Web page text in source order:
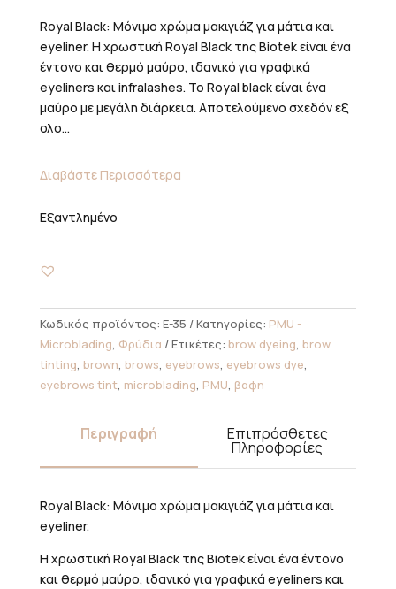
Royal Black: Μόνιμο χρώμα μακιγιάζ για μάτια και
eyeliner. Η χρωστική Royal Black της Biotek είναι ένα
έντονο και θερμό μαύρο, ιδανικό για γραφικά
eyeliners και infralashes. Το Royal black είναι ένα
μαύρο με μεγάλη διάρκεια. Αποτελούμενο σχεδόν εξ
ολο...
Διαβάστε Περισσότερα
Εξαντλημένο
Κωδικός προϊόντος: E-35 Κατηγορίες: PMU -
Microblading Φρύδια Ετικέτες: brow dyeing brow
tinting brown brows eyebrows eyebrows dye
eyebrows tint, microblading PMU βαφη
Περιγραφή Επιπρόσθετες
Πληροφορίες
Royal Black: Μόνιμο χρώμα μακιγιάζ για μάτια και
eyeliner.
Η χρωστική Royal Black της Biotek είναι ένα έντονο
και θερμό μαύρο, ιδανικό για γραφικά eyeliners και